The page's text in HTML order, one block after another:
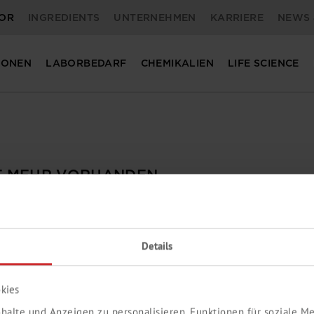
Details
INGREDIENTS UNTERNEHMEN KARRIERE NEWS
LABORBEDARF CHEMIKALIEN LIFE SCIENCE
MEHR VORHANDEN
gefunden werden.
gewünschten Informationen zu gelangen.